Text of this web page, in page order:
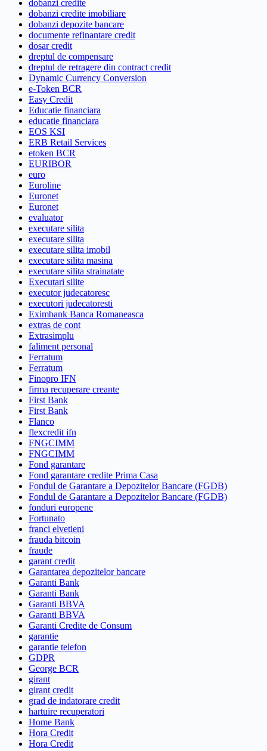
dobanzi credite
dobanzi credite imobiliare
dobanzi depozite bancare
documente refinantare credit
dosar credit
dreptul de compensare
dreptul de retragere din contract credit
Dynamic Currency Conversion
e-Token BCR
Easy Credit
Educatie financiara
educatie financiara
EOS KSI
ERB Retail Services
etoken BCR
EURIBOR
euro
Euroline
Euronet
Euronet
evaluator
executare silita
executare silita
executare silita imobil
executare silita masina
executare silita strainatate
Executari silite
executor judecatoresc
executori judecatoresti
Eximbank Banca Romaneasca
extras de cont
Extrasimplu
faliment personal
Ferratum
Ferratum
Finopro IFN
firma recuperare creante
First Bank
First Bank
Flanco
flexcredit ifn
FNGCIMM
FNGCIMM
Fond garantare
Fond garantare credite Prima Casa
Fondul de Garantare a Depozitelor Bancare (FGDB)
Fondul de Garantare a Depozitelor Bancare (FGDB)
fonduri europene
Fortunato
franci elvetieni
frauda bitcoin
fraude
garant credit
Garantarea depozitelor bancare
Garanti Bank
Garanti Bank
Garanti BBVA
Garanti BBVA
Garanti Credite de Consum
garantie
garantie telefon
GDPR
George BCR
girant
girant credit
grad de indatorare credit
hartuire recuperatori
Home Bank
Hora Credit
Hora Credit